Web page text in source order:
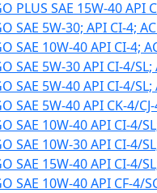
PLUS SAE 15W-40 API
SAE 5W-30; API CI-4;
SAE 10W-40 API CI-4;
SAE 5W-30 API CI-4/SL;
SAE 5W-40 API CI-4/SL;
SAE 5W-40 API CK-4/
SAE 10W-40 API CI-4/
SAE 10W-30 API CI-4/
SAE 15W-40 API CI-4/
SAE 10W-40 API CF-4/